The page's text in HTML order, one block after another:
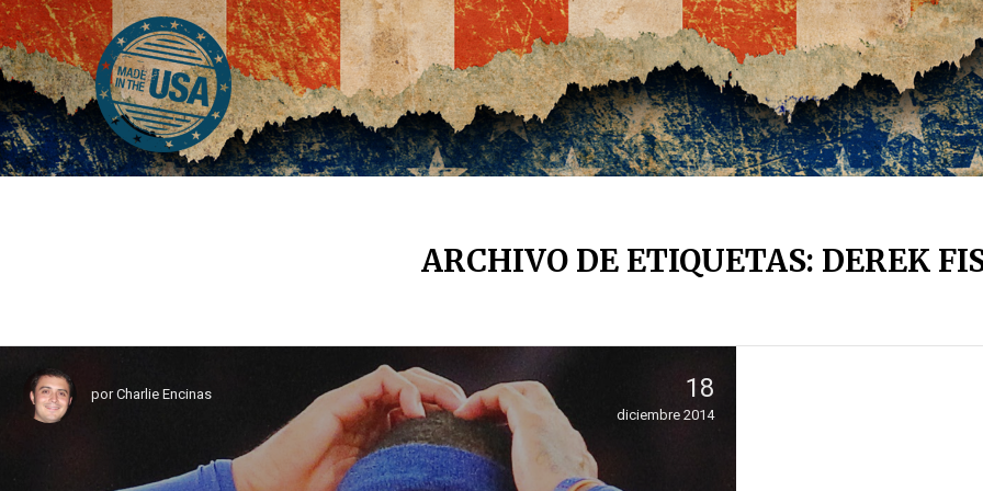
ARCHIVO DE ETIQUETAS: DEREK
porCharlie Encinas 18
diciembre 2014